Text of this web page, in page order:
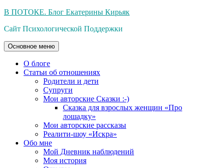
Перейти
содержимому
В ПОТОКЕ. Блог Екатерины Кирьяк
Сайт Психологической Поддержки
Основное меню
О блоге
Статьи об отношениях
Родители и дети
Супруги
Мои авторские Сказки :-)
Сказка для взрослых женщин «Про
лошадку»
Мои авторские рассказы
Реалити-шоу «Искра»
Обо мне
Мой Дневник наблюдений
Моя история